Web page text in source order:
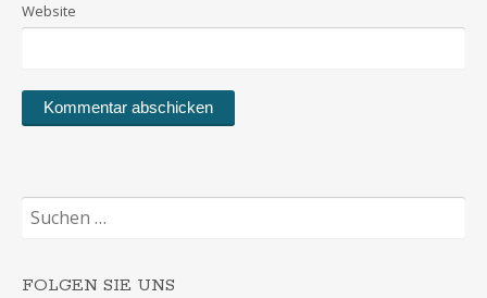
Website
Suchen
nach:
FOLGEN SIE UNS